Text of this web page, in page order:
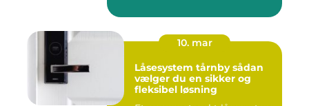
10. mar
Låsesystem tårnby sådan
vælger du en sikker og
fleksibel løsning